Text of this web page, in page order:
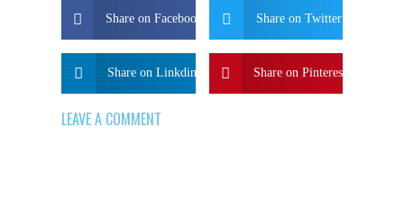
Share on Facebook Share on Twitter
Share on Linkdin Share on Pinterest
LEAVE A COMMENT